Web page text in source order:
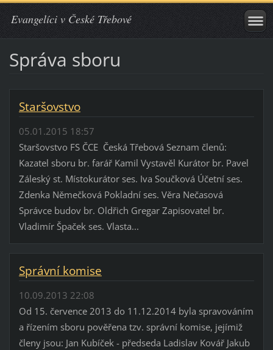
Evangelíci v České Třebové
Správa sboru
Staršovstvo
05.01.2015 18:57
Staršovstvo FS ČCE Česká Třebová Seznam členů:
Kazatel sboru br. farář Kamil Vystavěl Kurátor br. Pavel
Záleský st. Místokurátor ses. Iva Součková Účetní ses.
Zdenka Němečková Pokladní ses. Věra Nečasová
Správce budov br. Oldřich Gregar Zapisovatel br.
Vladimír Špaček ses. Vlasta...
Správní komise
10.09.2013 22:08
Od 15. července 2013 do 11.12.2014 byla spravováním
a řízením sboru pověřena tzv. správní komise, jejímiž
členy jsou: Jan Kubíček - předseda Ladislav Kovář Jakub